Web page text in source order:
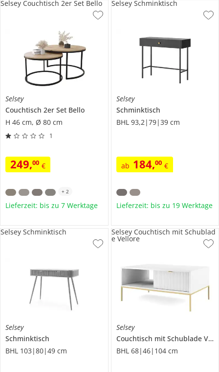
Selsey
Couchtisch 2er Set Bello
H 46 cm, Ø 80 cm
1
249,00 €
Selsey Couchtisch 2er Set Bello
+ 2
Lieferzeit: bis zu 7 Werktage
Selsey
Schminktisch
BHL 93,2|79|39 cm
ab 184,00 €
Selsey Schminktisch
Lieferzeit: bis zu 19 Werktage
Selsey
Schminktisch
BHL 103|80|49 cm
Selsey Schminktisch
Selsey
Couchtisch mit Schublade Vellore
BHL 68|46|104 cm
Selsey Couchtisch mit Schublad
e Vellore